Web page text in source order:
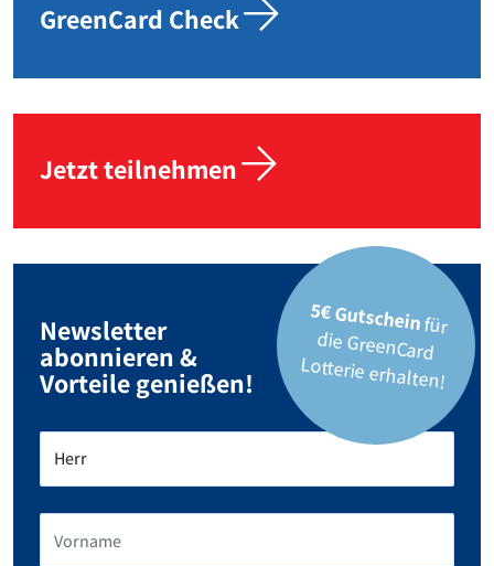
GreenCard Check
Jetzt teilnehmen
Newsletter
abonnieren &
Vorteile genießen!
5€ Gutscheinfür
die GreenCard
Lotterie erhalten!